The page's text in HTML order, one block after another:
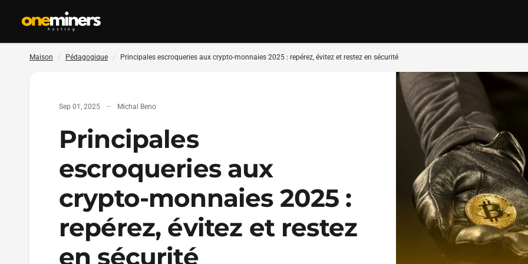
Maison / Pédagogique / Principales escroqueries aux crypto-monnaies 2025 : repérez, évitez et restez en sécurité
Sep 01, 2025 Michal Beno
Principales
escroqueries aux
crypto-monnaies 2025 :
repérez, évitez et restez
en sécurité